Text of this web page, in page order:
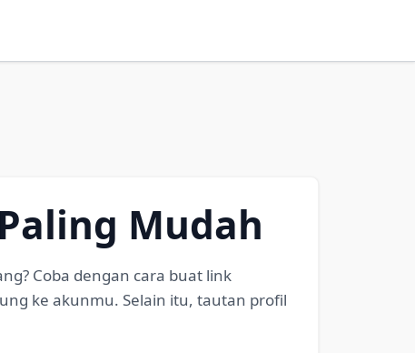
Mudah
Coba dengan cara buat link
ke akunmu. Selain itu, tautan profil